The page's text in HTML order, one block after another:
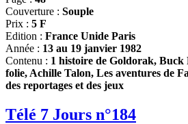
Couverture : Souple
Prix : 5 F
Edition : France Unide Paris
Année : 13 au 19 janvier 1982
Contenu : 1 histoire de Goldorak, Buck
folie, Achille Talon, Les aventures de
des reportages et des jeux
Télé 7 Jours n°184